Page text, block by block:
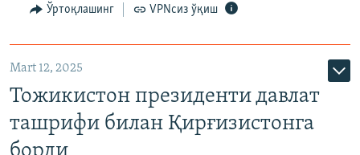
Ўртоқлашинг VPNсиз ўқиш
Mart 12, 2025
Тожикистон президенти давлат
ташрифи билан Қирғизистонга